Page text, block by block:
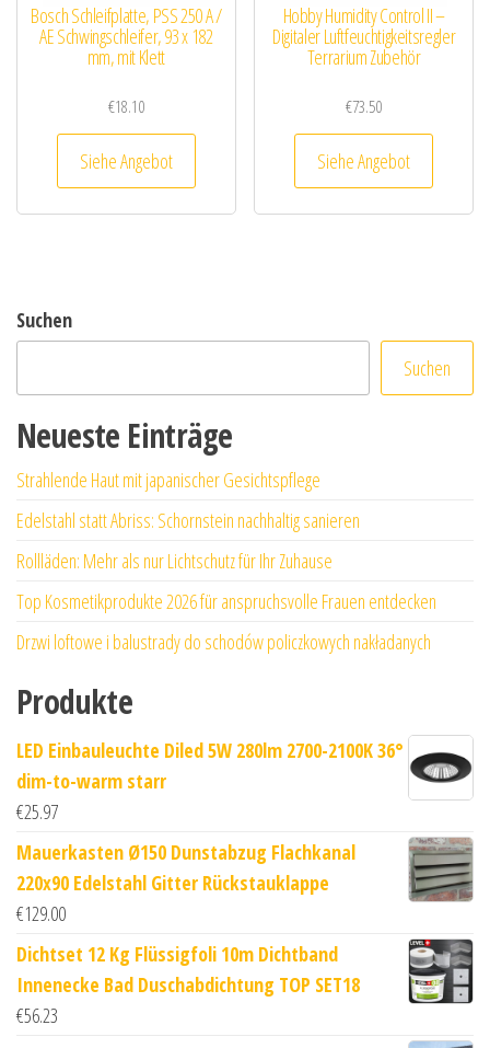
Bosch Schleifplatte, PSS 250 A /
AE Schwingschleifer, 93 x 182
mm, mit Klett
€18.10
Siehe Angebot
Hobby Humidity Control II –
Digitaler Luftfeuchtigkeitsregler
Terrarium Zubehör
€73.50
Siehe Angebot
Suchen
Suchen
Neueste Einträge
Strahlende Haut mit japanischer Gesichtspflege
Edelstahl statt Abriss: Schornstein nachhaltig sanieren
Rollläden: Mehr als nur Lichtschutz für Ihr Zuhause
Top Kosmetikprodukte 2026 für anspruchsvolle Frauen entdecken
Drzwi loftowe i balustrady do schodów policzkowych nakładanych
Produkte
LED Einbauleuchte Diled 5W 280lm 2700-2100K 36°
dim-to-warm starr
€25.97
Mauerkasten Ø150 Dunstabzug Flachkanal
220x90 Edelstahl Gitter Rückstauklappe
€129.00
Dichtset 12 Kg Flüssigfoli 10m Dichtband
Innenecke Bad Duschabdichtung TOP SET18
€56.23